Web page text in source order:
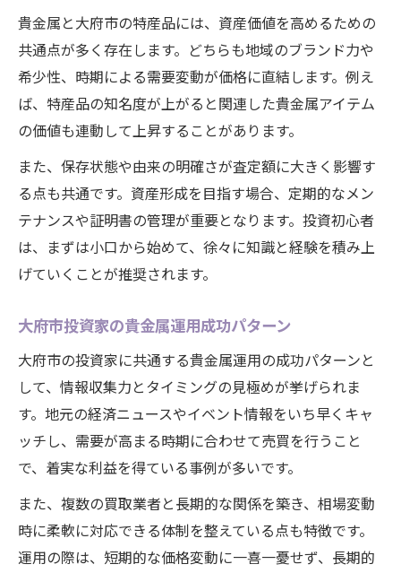
貴金属と大府市の特産品には、資産価値を高めるための
共通点が多く存在します。どちらも地域のブランド力や
希少性、時期による需要変動が価格に直結します。例え
ば、特産品の知名度が上がると関連した貴金属アイテム
の価値も連動して上昇することがあります。
また、保存状態や由来の明確さが査定額に大きく影響す
る点も共通です。資産形成を目指す場合、定期的なメン
テナンスや証明書の管理が重要となります。投資初心者
は、まずは小口から始めて、徐々に知識と経験を積み上
げていくことが推奨されます。
大府市投資家の貴金属運用成功パターン
大府市の投資家に共通する貴金属運用の成功パターンと
して、情報収集力とタイミングの見極めが挙げられま
す。地元の経済ニュースやイベント情報をいち早くキャ
ッチし、需要が高まる時期に合わせて売買を行うこと
で、着実な利益を得ている事例が多いです。
また、複数の買取業者と長期的な関係を築き、相場変動
時に柔軟に対応できる体制を整えている点も特徴です。
運用の際は、短期的な価格変動に一喜一憂せず、長期的